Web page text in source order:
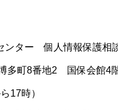
ー 個人情報保護相
8番地2 国保会館4
時）